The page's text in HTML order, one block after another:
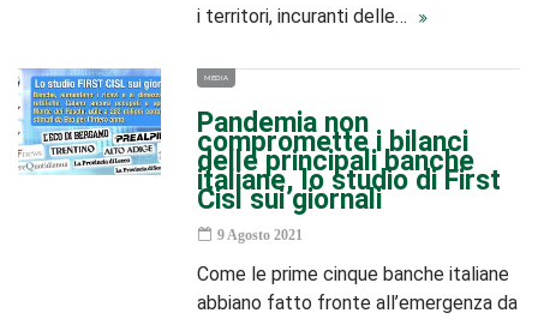
i territori, incuranti delle…
MEDIA
Pandemia non
compromette i bilanci
delle principali banche
italiane, lo studio di First
Cisl sui giornali
9 Agosto 2021
Come le prime cinque banche italiane
abbiano fatto fronte all’emergenza da